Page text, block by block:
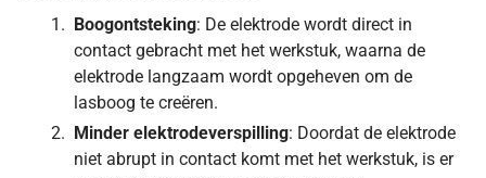
Boogontsteking: De elektrode wordt direct in
contact gebracht met het werkstuk, waarna de
elektrode langzaam wordt opgeheven om de
lasboog te creëren.
Minder elektrodeverspilling: Doordat de elektrode
niet abrupt in contact komt met het werkstuk, is er